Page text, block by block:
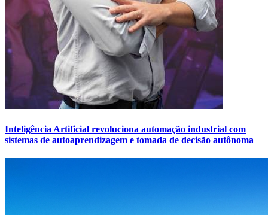
Inteligência Artificial revoluciona automação industrial com
sistemas de autoaprendizagem e tomada de decisão autônoma